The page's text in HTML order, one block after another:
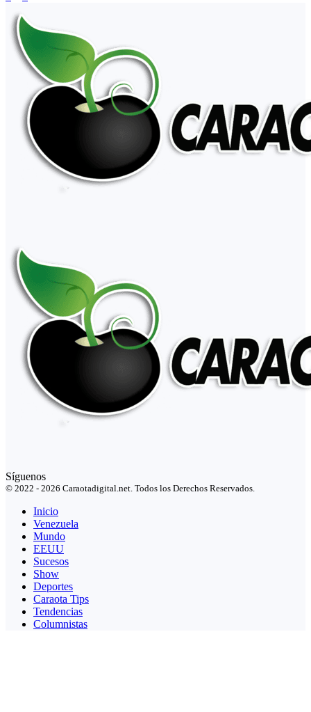
Síguenos
© 2022 - 2026 Caraotadigital.net. Todos los Derechos Reservados.
Inicio
Venezuela
Mundo
EEUU
Sucesos
Show
Deportes
Caraota Tips
Tendencias
Columnistas